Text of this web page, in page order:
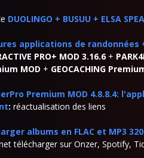
DUOLINGO + BUSUU + ELSA
applications de randonnées +
PRO+ MOD 3.16.6+
MOD + GEOCACHING
Premium MOD 4.8.8.4:
: réactualisation des liens
albums en FLAC et MP3
télécharger sur Onzer, Spotify,